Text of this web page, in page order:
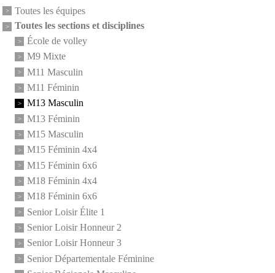
Toutes les équipes
Toutes les sections et disciplines
École de volley
M9 Mixte
M11 Masculin
M11 Féminin
M13 Masculin
M13 Féminin
M15 Masculin
M15 Féminin 4x4
M15 Féminin 6x6
M18 Féminin 4x4
M18 Féminin 6x6
Senior Loisir Élite 1
Senior Loisir Honneur 2
Senior Loisir Honneur 3
Senior Départementale Féminine